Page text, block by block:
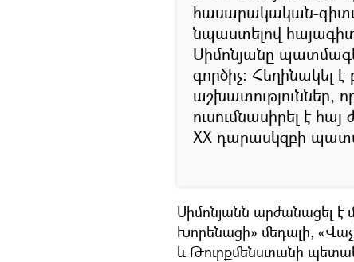
հասարակական-
նպաստելով
Սիմոնյանը
գործիչ: Հեղինակել
աշխատություններ,
ուսումնասիրել է
XX դարասկզբի
Սիմոնյանն արժանացել է
Խորենացի» մեդալի,
և Թուրքմենստանի